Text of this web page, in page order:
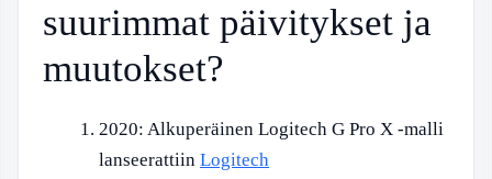
suurimmat päivitykset ja
muutokset?
2020: Alkuperäinen Logitech G Pro X -malli
lanseerattiin Logitech